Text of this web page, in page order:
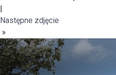
|
Następne zdjęcie
»